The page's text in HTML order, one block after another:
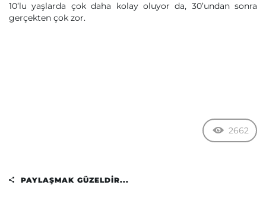
10’lu yaşlarda çok daha kolay oluyor da, 30’undan sonra
gerçekten çok zor.
2662
PAYLAŞMAK GÜZELDIR...